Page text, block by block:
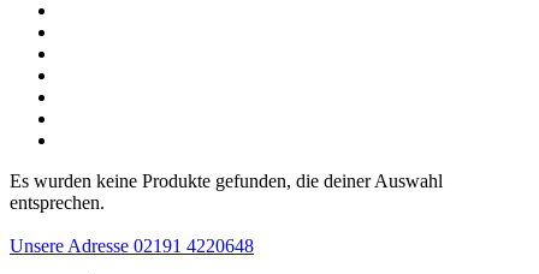
Es wurden keine Produkte gefunden, die deiner Auswahl
entsprechen.
Unsere Adresse 02191 4220648